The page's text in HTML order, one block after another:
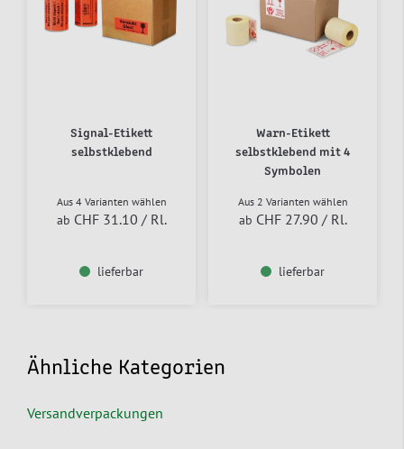
Signal-Etikett
selbstklebend
Aus 4 Varianten wählen
ab CHF 31.10 / Rl.
lieferbar
Warn-Etikett
selbstklebend mit 4
Symbolen
Aus 2 Varianten wählen
ab CHF 27.90 / Rl.
lieferbar
Ähnliche Kategorien
Versandverpackungen